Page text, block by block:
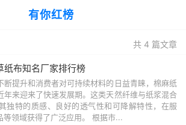
有你红榜
共 4 篇文章
布知名厂家排行榜
断提升和消费者对可持续材料的日益青睐，棉麻纸
年来迎来了快速发展期。这类天然纤维与纸浆混合
独特的质感、良好的透气性和可降解特性，在服
等领域获得了广泛应用。 根据市...